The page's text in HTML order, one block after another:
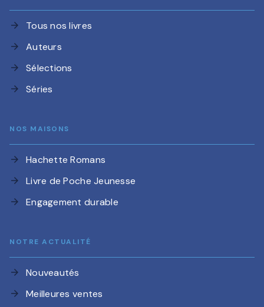
arrow_forward Tous nos livres
arrow_forward Auteurs
arrow_forward Sélections
arrow_forward Séries
NOS MAISONS
arrow_forward Hachette Romans
arrow_forward Livre de Poche Jeunesse
arrow_forward Engagement durable
NOTRE ACTUALITÉ
arrow_forward Nouveautés
arrow_forward Meilleures ventes